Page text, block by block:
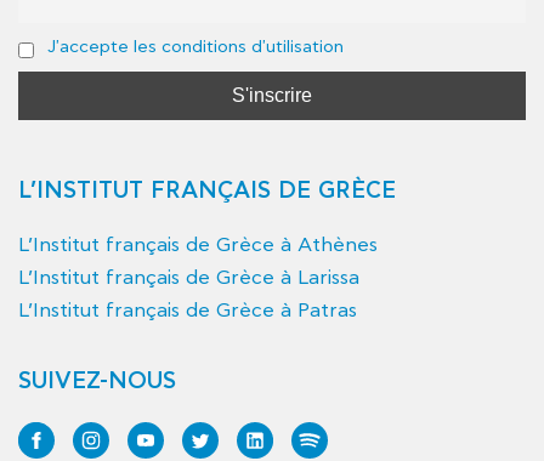
J'accepte les conditions d'utilisation
L’INSTITUT FRANÇAIS DE GRÈCE
L’Institut français de Grèce à Athènes
L’Institut français de Grèce à Larissa
L’Institut français de Grèce à Patras
SUIVEZ-NOUS